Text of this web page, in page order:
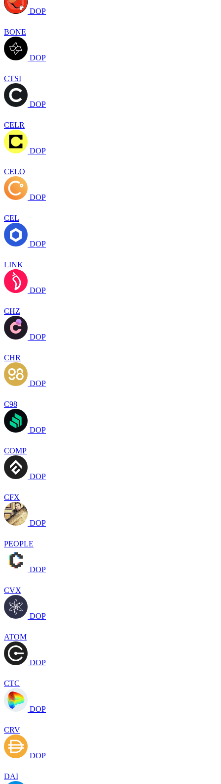
DOP
BONE
DOP
CTSI
DOP
CELR
DOP
CELO
DOP
CEL
DOP
LINK
DOP
CHZ
DOP
CHR
DOP
C98
DOP
COMP
DOP
CFX
DOP
PEOPLE
DOP
CVX
DOP
ATOM
DOP
CTC
DOP
CRV
DOP
DAI